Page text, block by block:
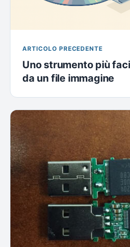
ARTICOLO PRECEDENTE
Uno strumento più
da un file immagine